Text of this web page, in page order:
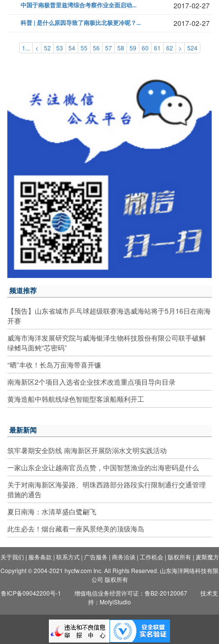
中国于南极普里兹湾综合考察作业全面启动... 2017-02-27
科普 | 是什么原因导致了南极比北极更冷呢？... 2017-02-27
1... < 52 53 54 55 56 57 58 59 60 61 62 > 524
频道推荐
【预告】山东省城市乒乓球超级联赛海选威海站将于5月16日在南海
开赛
威海市海洋发展研究院与威海银泽生物科技股份有限公司联手破解
绿鳍马面鲀“芯密码”
“晒”丰收！长岛万亩海带喜开镰
南海新区2个项目入选省企业技术改造重点项目导向目录
黄海造船中韩航线绿色智能型客滚船顺利开工
最新新闻
筑牢暑期安全防线 南海新区开展防溺水文明实践活动
一家山东企业让越南官员点赞，中国智慧渔业的出海密码是什么
关于对南海新区海晏路、明珠西路部分路段实行限制通行交通管理
措施的通告
夏日南海：水清草盛白鹭翩飞
此生必去！烟台藏着一座风景绝美的顶级海岛
关于我们 | 服务条款 | 联系方式| 广告服务 | 商务洽谈 | 工作机会| 版权所有| 麦斯魔方
Copyright © 2004-2021 hycfw.com Inc. All Rights Reserved. 山东海洋网络科技有限
公司 版权所有
鲁ICP备09042200号-1
增值电信业务经营许可证：鲁B2-20120067
技术支
持：MofyiStudio